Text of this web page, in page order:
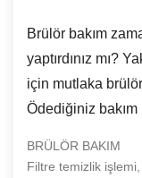
Brülör bakım
yaptırdınız mı?
için mutlaka brülör
Ödediğiniz
BRÜLÖR BAKIM
Filtre temizlik işlemi,